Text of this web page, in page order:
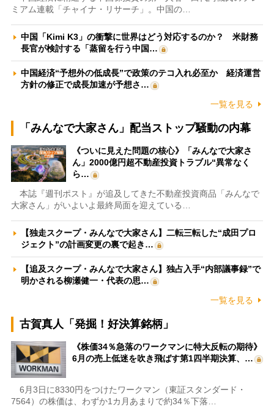
ミアム連載「チャイナ・リサーチ」。中国の…
中国「Kimi K3」の衝撃に世界はどう対応するのか？ 米財務
長官が検討する「蒸留を行う中国…
中国経済“予想外の低成長”で政策のテコ入れ必至か 経済運営
方針の修正で成長加速が予想さ…
一覧を見る
「みんなで大家さん」配当ストップ騒動の内幕
《ついに見えた問題の核心》「みんなで大家さ
ん」2000億円超不動産投資トラブル“異常なく
ら…
本誌『週刊ポスト』が追及してきた不動産投資商品「みんなで
大家さん」がいよいよ最終局面を迎えている…
【独走スクープ・みんなで大家さん】二転三転した“成田プロ
ジェクト”の計画変更の裏で起き…
【追及スクープ・みんなで大家さん】独占入手“内部議事録”で
明かされる柳瀬健一・代表の思…
一覧を見る
古賀真人「発掘！好決算銘柄」
《株価34％急落のワークマンに特大反転の期待》
6月の売上低迷を吹き飛ばす第1四半期決算、…
6月3日に8330円をつけたワークマン（東証スタンダード・
7564）の株価は、わずか1カ月あまりで約34％下落…